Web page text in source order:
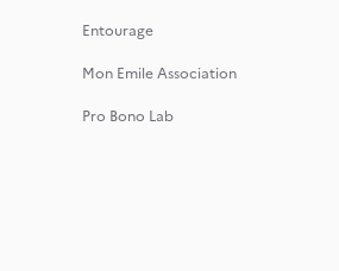
Entourage
Mon Emile Association
Pro Bono Lab